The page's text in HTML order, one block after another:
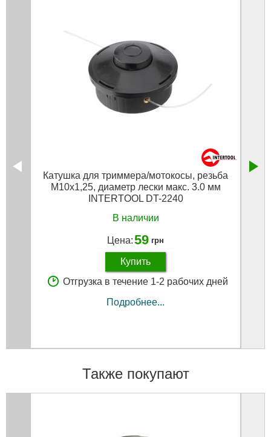
Катушка для триммера/мотокосы, резьба
М10х1,25, диаметр лески макс. 3.0 мм
INTERTOOL DT-2240
В наличии
Цена:59 грн
Купить
Отгрузка в течение 1-2 рабочих дней
Подробнее...
Также покупают